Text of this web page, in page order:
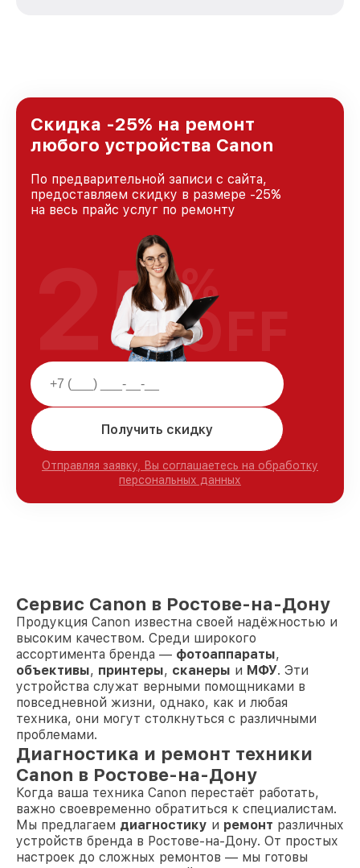
Скидка -25% на ремонт
любого устройства Canon
По предварительной записи с сайта,
предоставляем скидку в размере -25%
на весь прайс услуг по ремонту
Получить скидку
Отправляя заявку, Вы соглашаетесь на обработку
персональных данных
25%
OFF
Сервис Canon в Ростове-на-Дону
Продукция Canon известна своей надёжностью и
высоким качеством. Среди широкого
ассортимента бренда — фотоаппараты,
объективы, принтеры, сканеры и МФУ. Эти
устройства служат верными помощниками в
повседневной жизни, однако, как и любая
техника, они могут столкнуться с различными
проблемами.
Диагностика и ремонт техники
Canon в Ростове-на-Дону
Когда ваша техника Canon перестаёт работать,
важно своевременно обратиться к специалистам.
Мы предлагаем диагностику и ремонт различных
устройств бренда в Ростове-на-Дону. От простых
настроек до сложных ремонтов — мы готовы